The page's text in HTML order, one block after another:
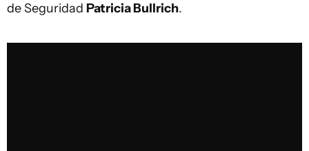
de Seguridad Patricia Bullrich.